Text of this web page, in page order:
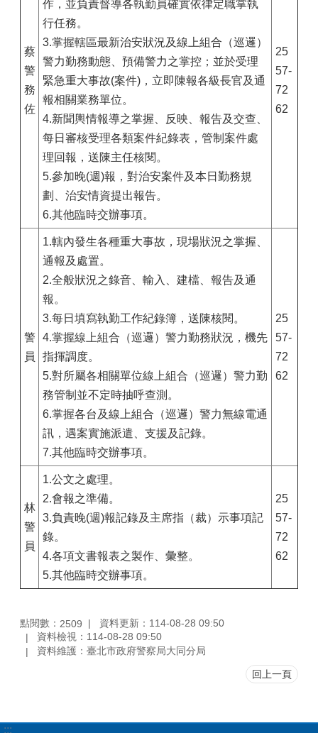
蔡
警
務
佐
作，並負責督導各執勤員確實依律定職掌執
行任務。
3.掌握轄區最新治安狀況及線上組合（巡邏）
警力勤務動態、預備警力之掌控；並於受理
緊急重大事故(案件)，立即陳報各級長官及通
報相關業務單位。
4.新聞輿情報導之掌握、反映、報告及交查、
每日審核受理各類案件紀錄表，管制案件處
理回報，送陳主任核閱。
5.參加晚(週)報，對治安案件及本日勤務規
劃、治安情資提出報告。
6.其他臨時交辦事項。
25
57-
72
62
警
員
1.轄內發生各種重大事故，現場狀況之掌握、
通報及處置。
2.全般狀況之錄音、輸入、建檔、報告及通
報。
3.每日填寫執勤工作紀錄簿，送陳核閱。
4.掌握線上組合（巡邏）警力勤務狀況，機先
指揮調度。
5.對所屬各相關單位線上組合（巡邏）警力勤
務管制並不定時抽呼查測。
6.掌握各台及線上組合（巡邏）警力無線電通
訊，遇案實施派遣、支援及記錄。
7.其他臨時交辦事項。
25
57-
72
62
林
警
員
1.公文之處理。
2.會報之準備。
3.負責晚(週)報記錄及主席指（裁）示事項記
錄。
4.各項文書報表之製作、彙整。
5.其他臨時交辦事項。
25
57-
72
62
點閱數： 2509
資料更新：114-08-28 09:50
資料檢視：114-08-28 09:50
資料維護：臺北市政府警察局大同分局
回上一頁
:::